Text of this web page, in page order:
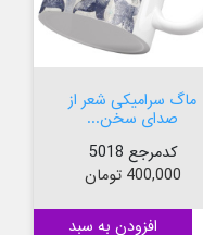
ماگ سرامیکی شعر از
صدای سخن...
کدمرجع 5018
قیمت
400,000 تومان
افزودن به سبد